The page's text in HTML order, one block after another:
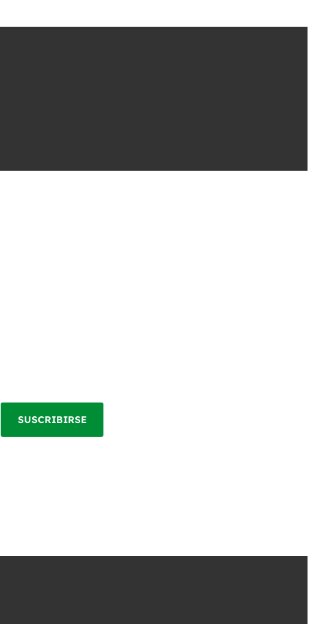
SUSCRIBIRSE